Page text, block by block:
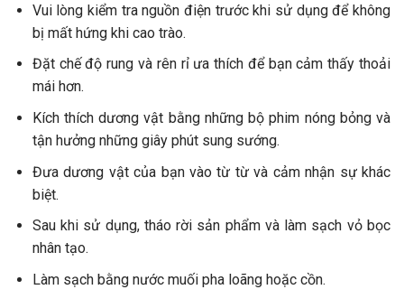
Vui lòng kiểm tra nguồn điện trước khi sử dụng để không
bị mất hứng khi cao trào.
Đặt chế độ rung và rên rỉ ưa thích để bạn cảm thấy thoải
mái hơn.
Kích thích dương vật bằng những bộ phim nóng bỏng và
tận hưởng những giây phút sung sướng.
Đưa dương vật của bạn vào từ từ và cảm nhận sự khác
biệt.
Sau khi sử dụng, tháo rời sản phẩm và làm sạch vỏ bọc
nhân tạo.
Làm sạch bằng nước muối pha loãng hoặc cồn.